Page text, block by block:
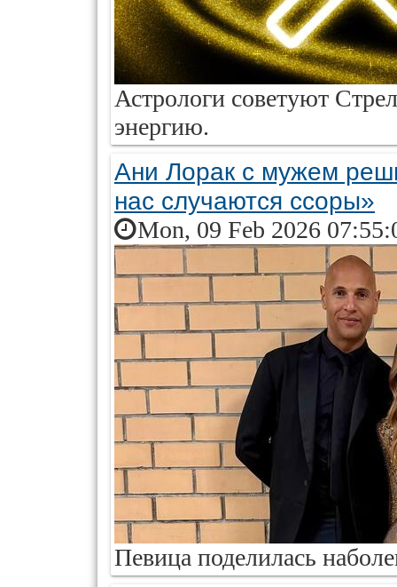
Астрологи советуют
энергию.
Ани Лорак с мужем
нас случаются ссоры»
Mon, 09 Feb 2026
Певица поделилась